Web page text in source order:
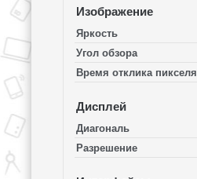
Изображение
Яркость
Угол обзора
Время отклика пикселя
Дисплей
Диагональ
Разрешение